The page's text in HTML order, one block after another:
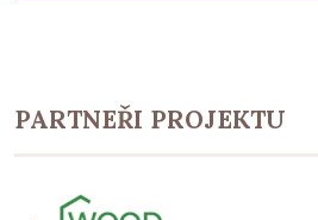
PARTNEŘI PROJEKTU